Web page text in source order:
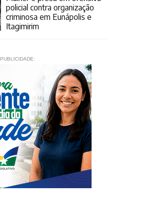
policial contra organização
criminosa em Eunápolis e
Itagimirim
PUBLICIDADE: